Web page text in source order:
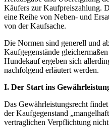
Käufers zur Kaufpreiszahlung.
eine Reihe von Neben- und
von der Kaufsache.
Die Normen sind generell und
Kaufgegenstände
Hundekauf ergeben sich
nachfolgend erläutert werden.
I. Der Start ins
Das Gewährleistungsrecht
der Kaufgegenstand
vertraglichen Verpflichtung